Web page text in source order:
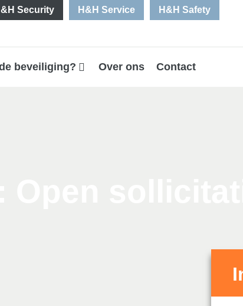
Security H&H Service H&H Safety
beveiliging? Over ons Contact